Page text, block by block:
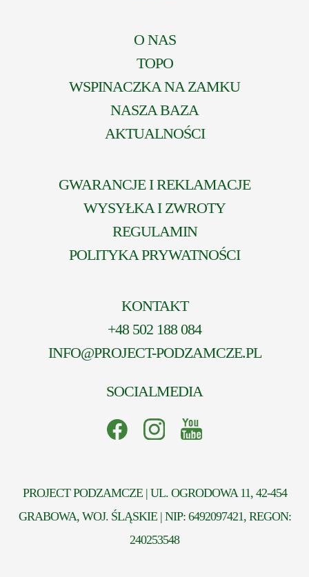
O NAS
TOPO
WSPINACZKA NA ZAMKU
NASZA BAZA
AKTUALNOŚCI
GWARANCJE I REKLAMACJE
WYSYŁKA I ZWROTY
REGULAMIN
POLITYKA PRYWATNOŚCI
KONTAKT
+48 502 188 084
INFO@PROJECT-PODZAMCZE.PL
SOCIALMEDIA
PROJECT PODZAMCZE | UL. OGRODOWA 11, 42-454
GRABOWA, WOJ. ŚLĄSKIE | NIP: 6492097421, REGON:
240253548